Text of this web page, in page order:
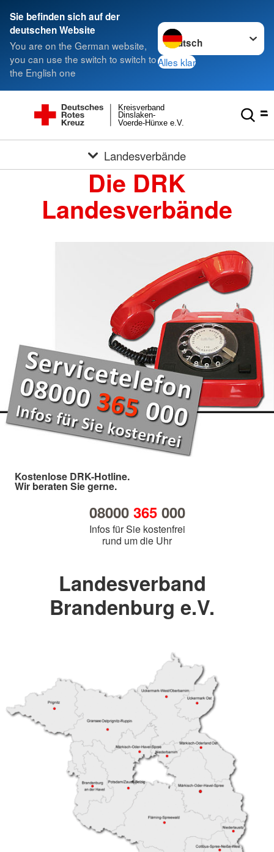
Sie befinden sich auf der
deutschen Website
You are on the German website,
you can use the switch to switch to
the English one
Sprache wechseln zu
Alles klar
Voerde-Hünxe e.V.
Dinslaken-
Kreisverband
Landesverbände
Die DRK
Landesverbände
Kostenlose DRK-Hotline.
Wir beraten Sie gerne.
08000 365000
Infos für Sie kostenfrei
rund um die Uhr
Landesverband
Brandenburg e.V.